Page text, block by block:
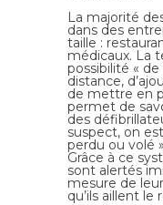
La majorité
dans des
taille :
médicaux. La
possibilité «
distance,
de mettre en
permet de
des
suspect, on
perdu ou volé
Grâce à ce
sont alertés
mesure de
qu’ils aillent le